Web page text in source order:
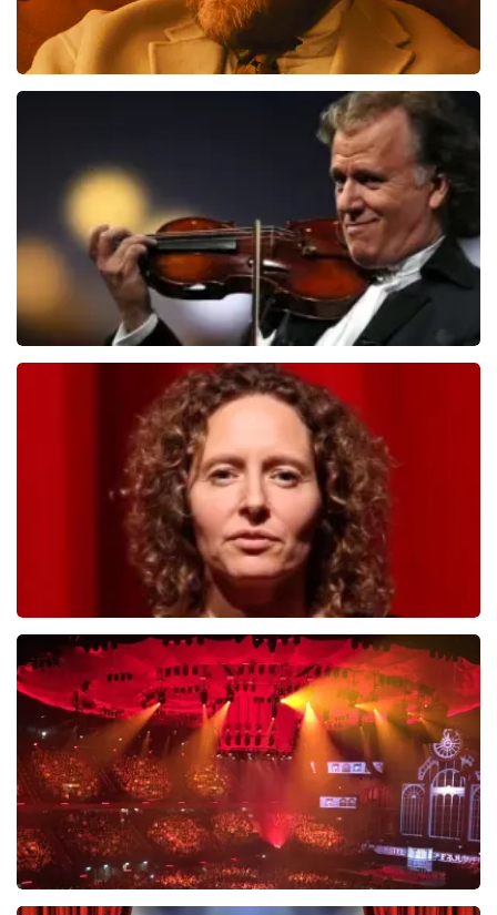
BESTEL NU
Andre Rieu
laatste 30 minuten
BESTEL NU
Esther van der Voort
488laatste 30 minuten
BESTEL NU